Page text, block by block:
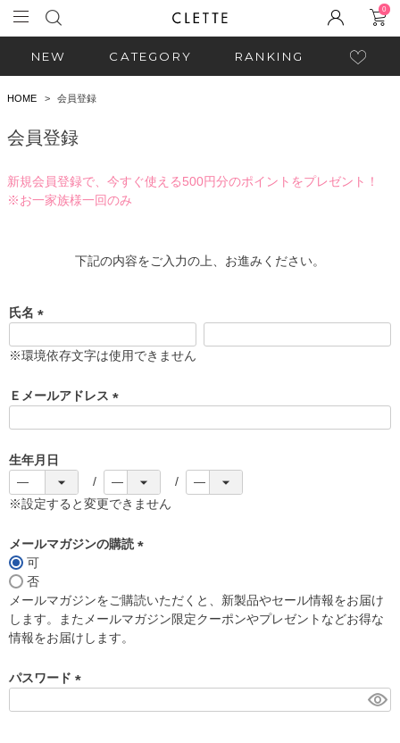
0
NEW CATEGORY RANKING
HOME 会員登録
会員登録
新規会員登録で、今すぐ使える500円分のポイントをプレゼント！
※お一家族様一回のみ
下記の内容をご入力の上、お進みください。
氏名
必
)
※環境依存文字は使用できません
Ｅメールアドレス
)
生年月日
※設定すると変更できません
メールマガジンの購読
須
)
可
否
メールマガジンをご購読いただくと、新製品やセール情報をお届け
します。またメールマガジン限定クーポンやプレゼントなどお得な
情報をお届けします。
パスワード